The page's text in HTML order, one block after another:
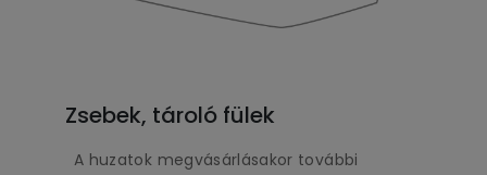
Zsebek, tároló fülek
A huzatok megvásárlásakor további